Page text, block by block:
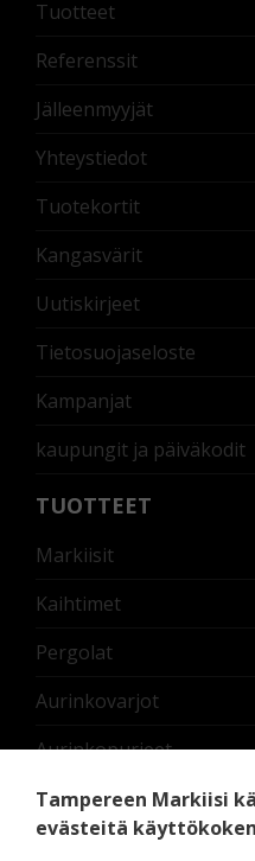
Tuotteet
Referenssit
Jälleenmyyjät
Yhteystiedot
Tuotekortit
Kangasvärit
Uutiskirjeet
Tietosuojaseloste
Kampanjat
kaupungit ja päiväkodit
TUOTTEET
Markiisit
Kaihtimet
Pergolat
Aurinkovarjot
Aurinkopurjeet
Nostettavat lasikaiteet
Terassilämmittimet
Tampereen Markiisi
evästeitä